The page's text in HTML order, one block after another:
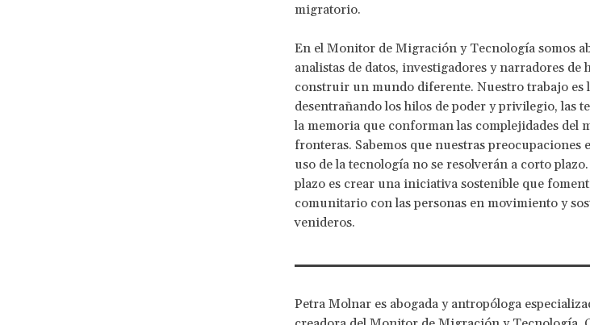
migratorio.
En el Monitor de Migración y Tecnología somos
analistas de datos, investigadores y narradores
construir un mundo diferente. Nuestro trabajo es
desentrañando los hilos de poder y privilegio, las
la memoria que conforman las complejidades del
fronteras. Sabemos que nuestras preocupaciones
uso de la tecnología no se resolverán a corto
plazo es crear una iniciativa sostenible que
comunitario con las personas en movimiento y
venideros.
Petra Molnar es abogada y antropóloga